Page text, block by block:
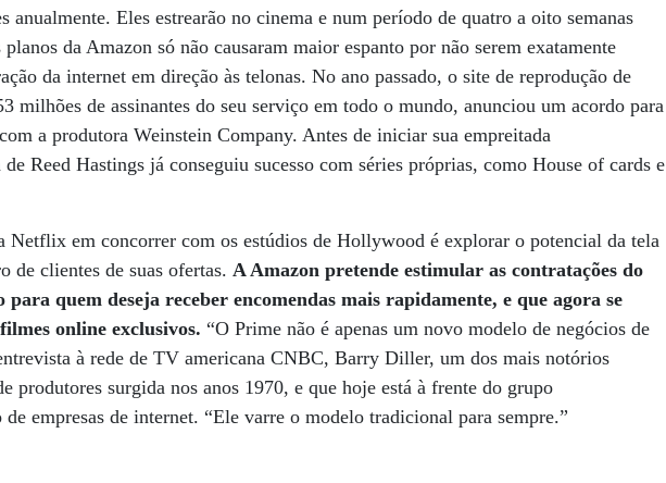
anualmente. Eles estrearão no cinema e num período de quatro a oito semanas
da Amazon só não causaram maior espanto por não serem exatamente
da internet em direção às telonas. No ano passado, o site de reprodução de
milhões de assinantes do seu serviço em todo o mundo, anunciou um acordo para
a produtora Weinstein Company. Antes de iniciar sua empreitada
Reed Hastings já conseguiu sucesso com séries próprias, como House of cards e
Netflix em concorrer com os estúdios de Hollywood é explorar o potencial da tela
de clientes de suas ofertas.A Amazon pretende estimular as contratações do
quem deseja receber encomendas mais rapidamente, e que agora se
online exclusivos. “O Prime não é apenas um novo modelo de negócios de
à rede de TV americana CNBC, Barry Diller, um dos mais notórios
produtores surgida nos anos 1970, e que hoje está à frente do grupo
empresas de internet. “Ele varre o modelo tradicional para sempre.”